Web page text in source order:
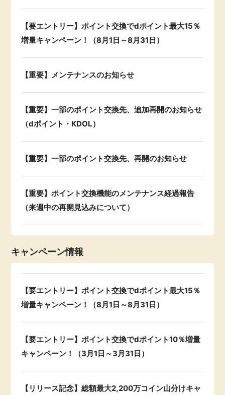
【要エントリー】ポイント交換でdポイント最大15％
増量キャンペーン！（8月1日～8月31日）
【重要】メンテナンスのお知らせ
【重要】一部のポイント交換先、追加再開のお知らせ
（dポイント・KDOL）
【重要】一部のポイント交換先、再開のお知らせ
【重要】ポイント交換機能のメンテナンス経過報告
（来週中の再開見込みについて）
キャンペーン情報
【要エントリー】ポイント交換でdポイント最大15％
増量キャンペーン！（8月1日～8月31日）
【要エントリー】ポイント交換でdポイント10％増量
キャンペーン！（3月1日～3月31日）
【リリース記念】総額最大2,200万コイン山分けキャ